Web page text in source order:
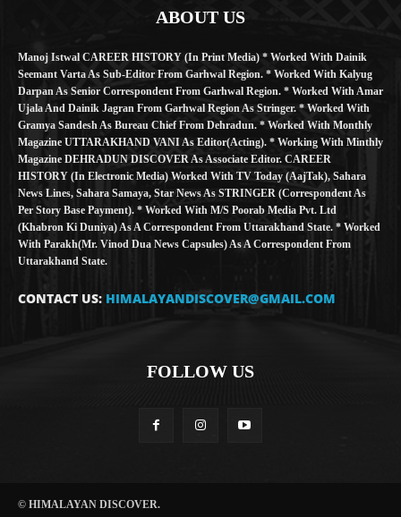
ABOUT US
Manoj Istwal CAREER HISTORY (in Print Media) * Worked With Dainik
Seemant Varta As Sub-Editor From Garhwal Region. * Worked With Kalyug
Darpan As Senior Correspondent From Garhwal Region. * Worked With Amar
Ujala And Dainik Jagran From Garhwal Region As Stringer. * Worked With
Gramya Sandesh As Bureau Chief From Dehradun. * Worked With Monthly
Magazine UTTARAKHAND VANI As Editor(Acting). * Working With Minthly
Magazine DEHRADUN DISCOVER As Associate Editor. CAREER
HISTORY (in Electronic Media) Worked With TV Today (AajTak), Sahara
News Lines, Sahara Samaya, Star News As STRINGER (Correspondent As
Per Story Base Payment). * Worked With M/S Poorab Media Pvt. Ltd
(Khabron Ki Duniya) As A Correspondent From Uttarakhand State. * Worked
With Parakh(Mr. Vinod Dua News Capsules) As A Correspondent From
Uttarakhand State.
CONTACT US: HIMALAYANDISCOVER@GMAIL.COM
FOLLOW US
© HIMALAYAN DISCOVER.